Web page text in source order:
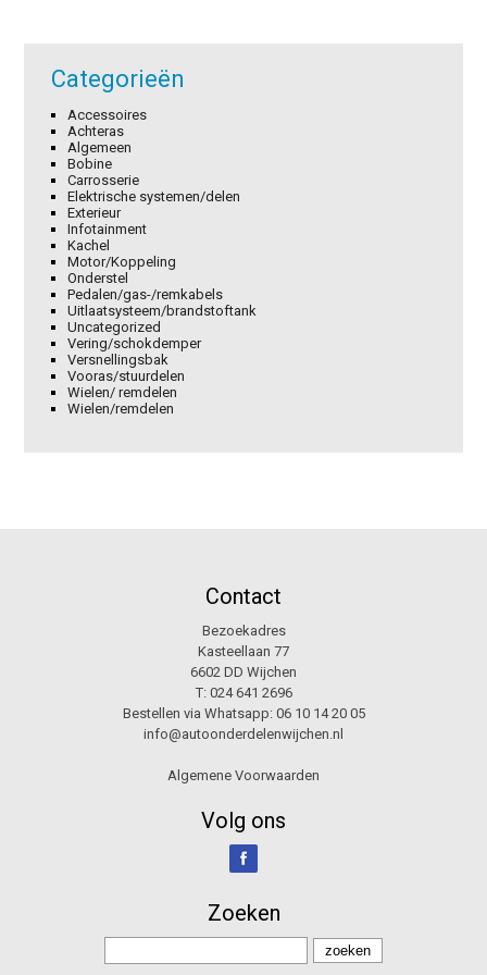
Categorieën
Accessoires
Achteras
Algemeen
Bobine
Carrosserie
Elektrische systemen/delen
Exterieur
Infotainment
Kachel
Motor/Koppeling
Onderstel
Pedalen/gas-/remkabels
Uitlaatsysteem/brandstoftank
Uncategorized
Vering/schokdemper
Versnellingsbak
Vooras/stuurdelen
Wielen/ remdelen
Wielen/remdelen
Contact
Bezoekadres
Kasteellaan 77
6602 DD Wijchen
T: 024 641 2696
Bestellen via Whatsapp: 06 10 14 20 05
info@autoonderdelenwijchen.nl
Algemene Voorwaarden
Volg ons
Zoeken